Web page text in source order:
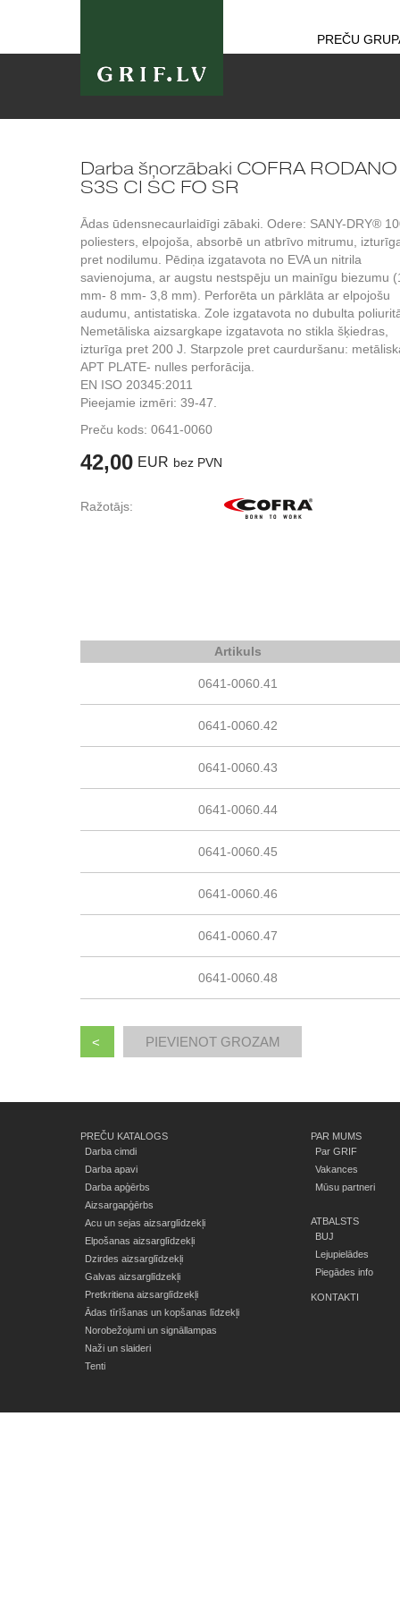
PREČU
Darba šņorzābaki COFRA RODANO
S3S CI SC FO SR
Ādas ūdensnecaurlaidīgi zābaki. Odere: SANY-DRY®
poliesters, elpojoša, absorbē un atbrīvo mitrumu,
pret nodilumu. Pēdiņa izgatavota no EVA un nitrila
savienojuma, ar augstu nestspēju un mainīgu biezumu
mm- 8 mm- 3,8 mm). Perforēta un pārklāta ar elpojošu
audumu, antistatiska. Zole izgatavota no dubulta
Nemetāliska aizsargkape izgatavota no stikla šķiedras,
izturīga pret 200 J. Starpzole pret caurduršanu:
APT PLATE- nulles perforācija.
EN ISO 20345:2011
Pieejamie izmēri: 39-47.
Preču kods: 0641-0060
42,00 EUR bez PVN
Ražotājs:
Artikuls
0641-0060.41
0641-0060.42
0641-0060.43
0641-0060.44
0641-0060.45
0641-0060.46
0641-0060.47
0641-0060.48
<
PREČU KATALOGS
Darba cimdi
Darba apavi
Darba apģērbs
Aizsargapģērbs
Acu un sejas aizsarglīdzekļi
Elpošanas aizsarglīdzekļi
Dzirdes aizsarglīdzekļi
Galvas aizsarglīdzekļi
Pretkritiena aizsarglīdzekļi
Ādas tīrīšanas un kopšanas līdzekļi
Norobežojumi un signāllampas
Naži un slaideri
Tenti
PAR MUMS
Par GRIF
Vakances
Mūsu partneri
ATBALSTS
BUJ
Lejupielādes
Piegādes info
KONTAKTI